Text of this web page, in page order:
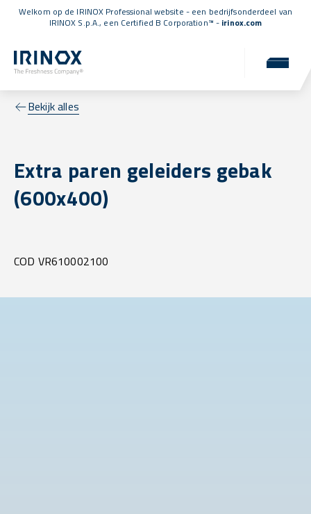
Welkom op de IRINOX Professional website - een bedrijfsonderdeel van
IRINOX S.p.A., een Certified B Corporation™ - irinox.com
Bekijk alles
Extra paren geleiders gebak
(600x400)
COD VR610002100